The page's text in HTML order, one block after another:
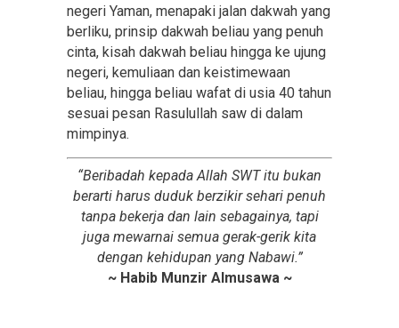
negeri Yaman, menapaki jalan dakwah yang
berliku, prinsip dakwah beliau yang penuh
cinta, kisah dakwah beliau hingga ke ujung
negeri, kemuliaan dan keistimewaan
beliau, hingga beliau wafat di usia 40 tahun
sesuai pesan Rasulullah saw di dalam
mimpinya.
“Beribadah kepada Allah SWT itu bukan
berarti harus duduk berzikir sehari penuh
tanpa bekerja dan lain sebagainya, tapi
juga mewarnai semua gerak-gerik kita
dengan kehidupan yang Nabawi.”
~ Habib Munzir Almusawa ~